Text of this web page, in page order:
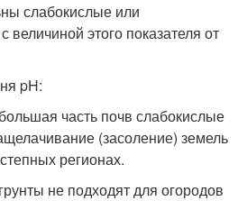
слабокислые или
этого показателя от
pH:
часть почв слабокислые
(засоление) земель
регионах.
не подходят для огородов